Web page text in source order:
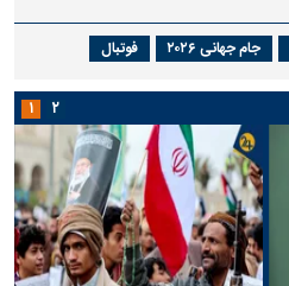
جام جهانی ۲۰۲۶ فوتبال
۱ ۲